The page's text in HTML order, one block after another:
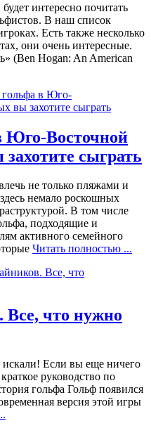
интересно почитать
В наш список
Есть также несколько
они очень интересные.
(Ben Hogan: An American
Юго-Восточной
сыграть
не только пляжами и
немало роскошных
В том числе
подходящие и
активного семейного
Читать полностью ...
Все, что нужно
Если вы еще ничего
руководство по
гольфа Гольф появился
версия этой игры